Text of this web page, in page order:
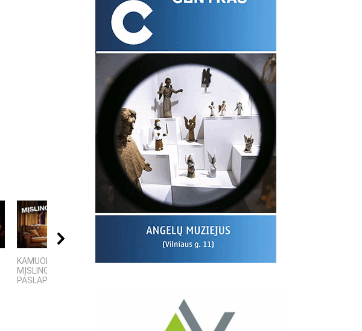
KAMUOLINIS ŽAIBAS:
MĮSLINGA GAMTOS
PASLAPTIS
06:37
Giedriaus Šiukščiaus
Latavėnai: pasaulio